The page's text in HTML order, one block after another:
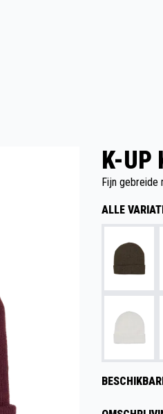
K-UP
Fijn gebreide
ALLE